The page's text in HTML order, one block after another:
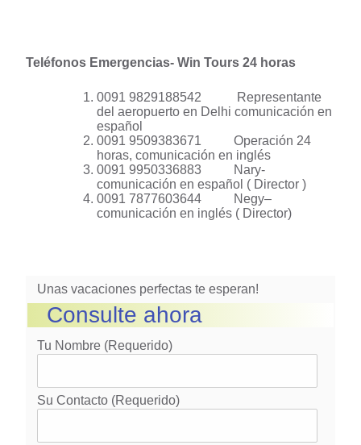
Teléfonos Emergencias- Win Tours 24 horas
0091 9829188542 Representante
del aeropuerto en Delhi comunicación en
español
0091 9509383671 Operación 24
horas, comunicación en inglés
0091 9950336883 Nary-
comunicación en español ( Director )
0091 7877603644 Negy–
comunicación en inglés ( Director)
Unas vacaciones perfectas te esperan!
Consulte ahora
Tu Nombre (requerido)
Su Contacto (requerido)